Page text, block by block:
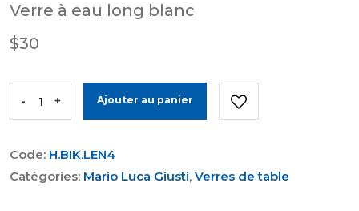
Verre à eau long blanc
$30
- + Ajouter au panier
Code: H.BIK.LEN4
Catégories: Mario Luca Giusti, Verres de table